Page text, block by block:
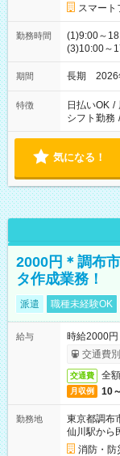
スマート
勤務時間
(1)9:00～
(3)10:00～
期間 長期 2026
特徴 日払いOK /
シフト勤務 /
気になる！
2000円＊調布
タ作成業務！
派遣 職種未経験OK
給与
時給2000
交通費
交通費 全
月収例 10
勤務地
東京都調布
仙川駅から
消防・防